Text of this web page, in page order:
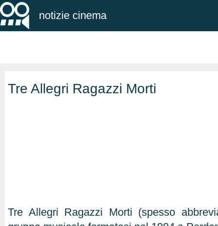
notizie cinema
Tre Allegri Ragazzi Morti
Tre Allegri Ragazzi Morti (spesso